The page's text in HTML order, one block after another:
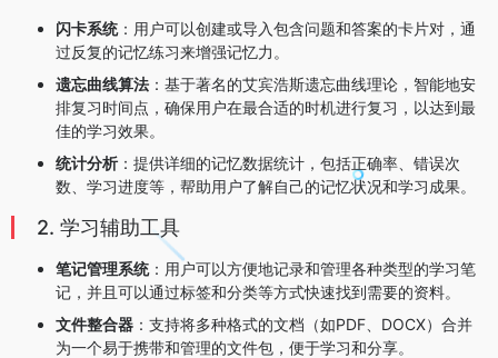
闪卡系统：用户可以创建或导入包含问题和答案的卡片对，通
过反复的记忆练习来增强记忆力。
遗忘曲线算法 ：基于著名的艾宾浩斯遗忘曲线理论，智能地安
排复习时间点，确保用户在最合适的时机进行复习，以达到最
佳的学习效果。
统计分析：提供详细的记忆数据统计，包括正确率、错误次
数、学习进度等，帮助用户了解自己的记忆状况和学习成果。
2. 学习辅助工具
笔记管理系统：用户可以方便地记录和管理各种类型的学习笔
记，并且可以通过标签和分类等方式快速找到需要的资料。
文件整合器 ：支持将多种格式的文档（如PDF、DOCX）合并
为一个易于携带和管理的文件包，便于学习和分享。